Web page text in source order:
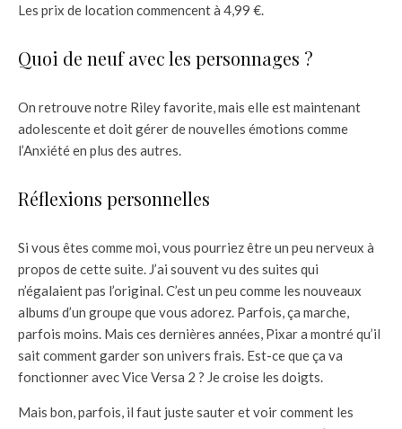
Les prix de location commencent à 4,99 €.
Quoi de neuf avec les personnages ?
On retrouve notre Riley favorite, mais elle est maintenant
adolescente et doit gérer de nouvelles émotions comme
l’Anxiété en plus des autres.
Réflexions personnelles
Si vous êtes comme moi, vous pourriez être un peu nerveux à
propos de cette suite. J’ai souvent vu des suites qui
n’égalaient pas l’original. C’est un peu comme les nouveaux
albums d’un groupe que vous adorez. Parfois, ça marche,
parfois moins. Mais ces dernières années, Pixar a montré qu’il
sait comment garder son univers frais. Est-ce que ça va
fonctionner avec Vice Versa 2 ? Je croise les doigts.
Mais bon, parfois, il faut juste sauter et voir comment les